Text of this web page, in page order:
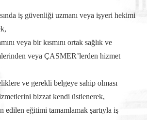
iş güvenliği uzmanı veya işyeri hekimi
veya bir kısmını ortak sağlık ve
veya ÇASMER’lerden hizmet
ve gerekli belgeye sahip olması
bizzat kendi üstlenerek,
edilen eğitimi tamamlamak şartıyla iş